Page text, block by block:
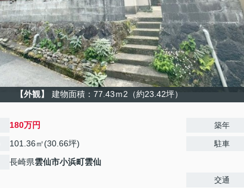
【外観】 建物面積：77.43ｍ2（約23.42坪）
180万円
101.36㎡(30.66坪)
長崎県雲仙市小浜町雲仙
築年
駐車
交通